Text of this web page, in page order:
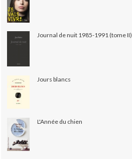
Journal de nuit 1985-1991 (tome II)
Jours blancs
L'Année du chien